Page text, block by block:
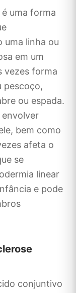
uma forma
uma linha ou
em um
vezes forma
pescoço,
ou espada.
envolver
bem como
afeta o
se
linear
e pode
conjuntivo